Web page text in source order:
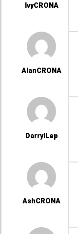
IvyCRONA
AlanCRONA
DarrylLep
AshCRONA